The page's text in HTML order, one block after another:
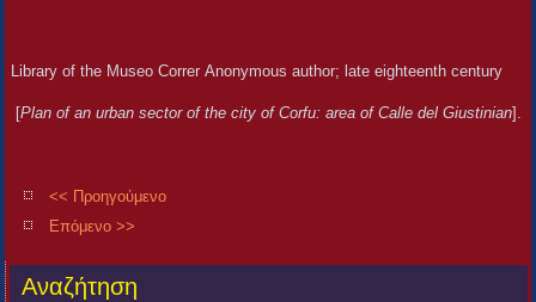
Library of the Museo Correr Anonymous author; late eighteenth century
[Plan of an urban sector of the city of Corfu: area of Calle del Giustinian].
<< Προηγούμενο
Επόμενο >>
Αναζήτηση